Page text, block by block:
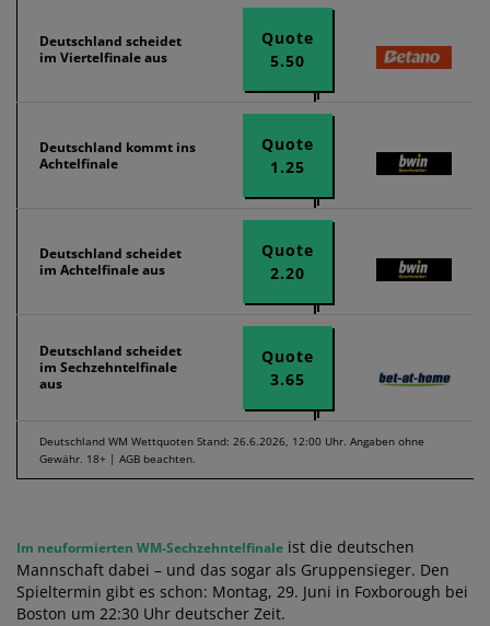
Deutschland scheidet
im Viertelfinale aus
Quote
5.50
Deutschland kommt ins
Achtelfinale
Quote
1.25
Deutschland scheidet
im Achtelfinale aus
Quote
2.20
Deutschland scheidet
im Sechzehntelfinale
aus
Quote
3.65
Deutschland WM Wettquoten Stand: 26.6.2026, 12:00 Uhr. Angaben ohne
Gewähr. 18+ | AGB beachten.
Im neuformierten WM-Sechzehntelfinale ist die deutschen
Mannschaft dabei – und das sogar als Gruppensieger. Den
Spieltermin gibt es schon: Montag, 29. Juni in Foxborough bei
Boston um 22:30 Uhr deutscher Zeit.